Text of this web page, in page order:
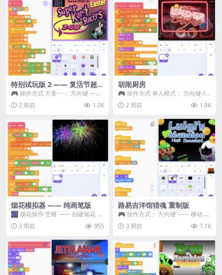
特别试玩版 2 —— 复活节超级
卡丁车赛
🎮 操作方式 方案一： 方向键 ——
移动 Z —— 跳跃 / 漂移 方案二： ...
2 周前 1.3K
胡闹厨房
🎮 操作方式 单人模式： 方向键 /
WASD —— 移动 Z / K —— 抓...
2 周前 1.9K
烟花模拟器 —— 纯画笔版
🎆 烟花操作 空格 —— 创建烟花 1
~ 3 —— 切换烟花类型 普通烟花
嘶...3 周前 955
路易吉洋馆猎魂 重制版
🎮 操作方式： 方向键 —— 移动 &
跳跃 空格 —— 打开宝箱 将你...
3 周前 1.1K